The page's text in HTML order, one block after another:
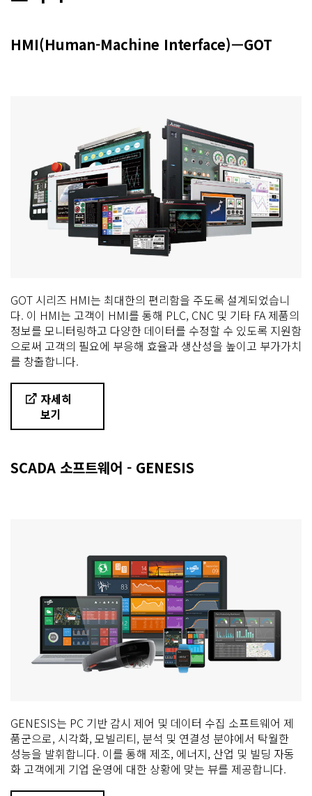
HMI(Human-Machine Interface)—GOT
GOT 시리즈 HMI는 최대한의 편리함을 주도록 설계되었습니
다. 이 HMI는 고객이 HMI를 통해 PLC, CNC 및 기타 FA 제품의
정보를 모니터링하고 다양한 데이터를 수정할 수 있도록 지원함
으로써 고객의 필요에 부응해 효율과 생산성을 높이고 부가가치
를 창출합니다.
자세히
보기
SCADA 소프트웨어 - GENESIS
GENESIS는 PC 기반 감시 제어 및 데이터 수집 소프트웨어 제
품군으로, 시각화, 모빌리티, 분석 및 연결성 분야에서 탁월한
성능을 발휘합니다. 이를 통해 제조, 에너지, 산업 및 빌딩 자동
화 고객에게 기업 운영에 대한 상황에 맞는 뷰를 제공합니다.